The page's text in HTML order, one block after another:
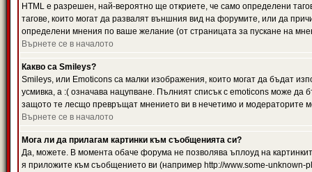
HTML е разрешен, най-вероятно ще откриете, че само определени
тагове, които могат да развалят външния вид на форумите, или да
определени мнения по ваше желание (от страницата за пускане на
Върнете се в началото
Какво са Smileys?
Smileys, или Emoticons са малки изображения, които могат да бъдат
усмивка, а :( означава нацупване. Пълният списък с emoticons може да
защото те лесщо превръщат мнението ви в нечетимо и модераторите
Върнете се в началото
Мога ли да прилагам картинки към съобщенията си?
Да, можете. В момента обаче форума не позволява ъплоуд на
я приложите към съобщението ви (например http://www.some-